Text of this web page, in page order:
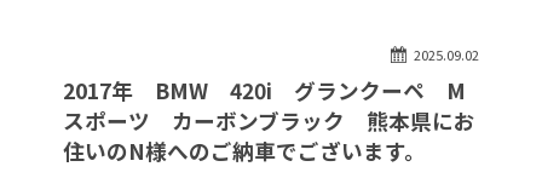
自動車保険
TUCとは？
リクルート
納車blog
スタッフblog
2025.09.02
2017年 BMW 420i グランクーペ M
スポーツ カーボンブラック 熊本県にお
住いのN様へのご納車でございます。